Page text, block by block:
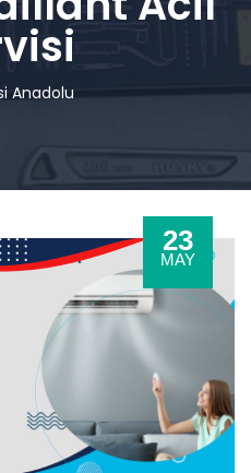
Anadolu
23
MAY